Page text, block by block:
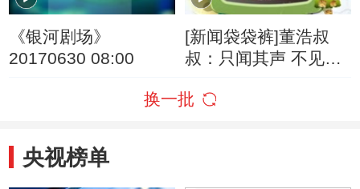
《银河剧场》
20170630 08:00
[新闻袋袋裤]董浩叔
叔：只闻其声 不见其
换一批
央视榜单